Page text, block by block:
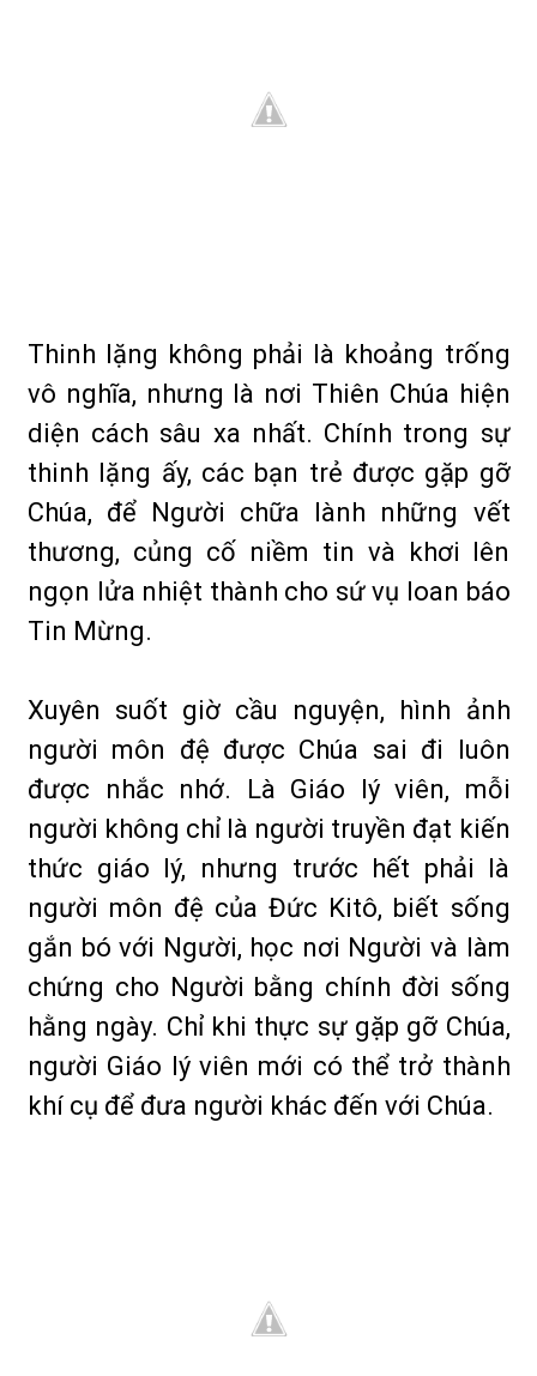
Thinh lặng không phải là khoảng trống
vô nghĩa, nhưng là nơi Thiên Chúa hiện
diện cách sâu xa nhất. Chính trong sự
thinh lặng ấy, các bạn trẻ được gặp gỡ
Chúa, để Người chữa lành những vết
thương, củng cố niềm tin và khơi lên
ngọn lửa nhiệt thành cho sứ vụ loan báo
Tin Mừng.
Xuyên suốt giờ cầu nguyện, hình ảnh
người môn đệ được Chúa sai đi luôn
được nhắc nhớ. Là Giáo lý viên, mỗi
người không chỉ là người truyền đạt kiến
thức giáo lý, nhưng trước hết phải là
người môn đệ của Đức Kitô, biết sống
gắn bó với Người, học nơi Người và làm
chứng cho Người bằng chính đời sống
hằng ngày. Chỉ khi thực sự gặp gỡ Chúa,
người Giáo lý viên mới có thể trở thành
khí cụ để đưa người khác đến với Chúa.